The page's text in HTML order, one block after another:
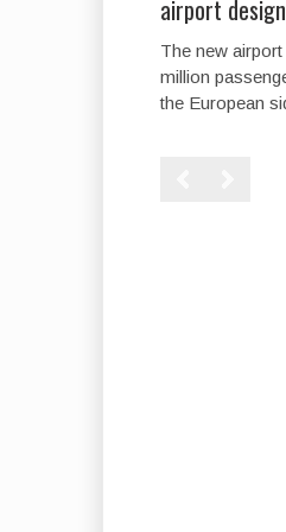
airport
The new
million
the European